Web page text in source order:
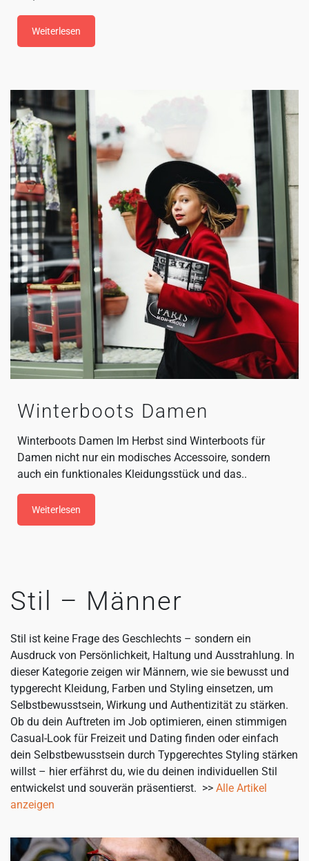
Weiterlesen
Winterboots Damen
Winterboots Damen Im Herbst sind Winterboots für
Damen nicht nur ein modisches Accessoire, sondern
auch ein funktionales Kleidungsstück und das..
Weiterlesen
Stil – Männer
Stil ist keine Frage des Geschlechts – sondern ein
Ausdruck von Persönlichkeit, Haltung und Ausstrahlung. In
dieser Kategorie zeigen wir Männern, wie sie bewusst und
typgerecht Kleidung, Farben und Styling einsetzen, um
Selbstbewusstsein, Wirkung und Authentizität zu stärken.
Ob du dein Auftreten im Job optimieren, einen stimmigen
Casual-Look für Freizeit und Dating finden oder einfach
dein Selbstbewusstsein durch Typgerechtes Styling stärken
willst – hier erfährst du, wie du deinen individuellen Stil
entwickelst und souverän präsentierst. >> Alle Artikel
anzeigen